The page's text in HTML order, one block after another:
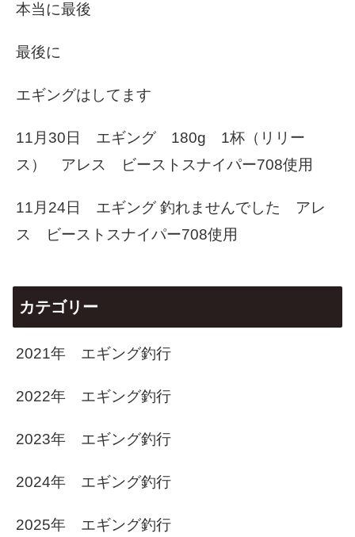
本当に最後
最後に
エギングはしてます
11月30日 エギング 180g 1杯（リリー
ス） アレス ビーストスナイパー708使用
11月24日 エギング 釣れませんでした アレ
ス ビーストスナイパー708使用
カテゴリー
2021年 エギング釣行
2022年 エギング釣行
2023年 エギング釣行
2024年 エギング釣行
2025年 エギング釣行